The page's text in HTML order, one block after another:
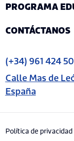
PROGRAMA
CONTÁCTANOS
(+34) 961 424
Calle Mas de
España
Política de